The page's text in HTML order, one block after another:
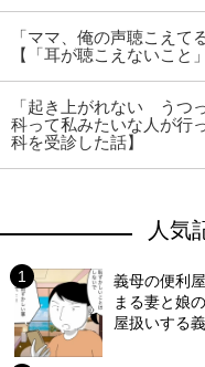
「ママ、俺の声聴こえ
【「耳が聴こえないこと
「起き上がれない うつ
科って私みたいな人が行
科を受診した話】
人気
義母の便利
まる妻と娘
屋扱いする